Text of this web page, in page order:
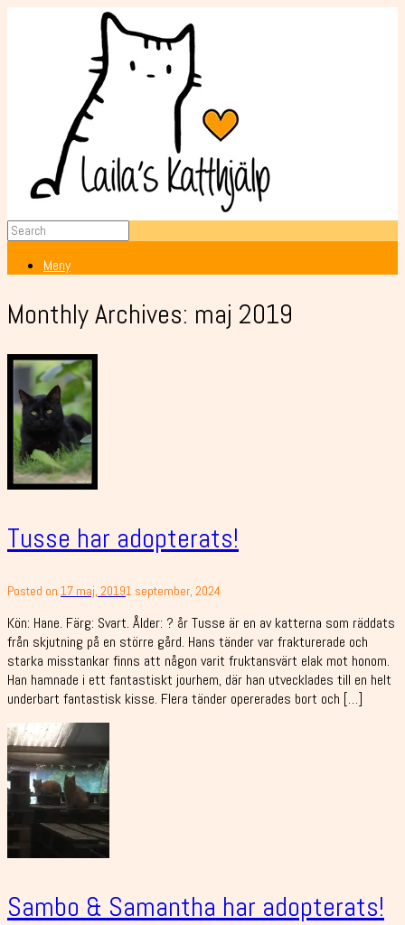
Meny
Monthly Archives: maj 2019
Tusse har adopterats!
Posted on 17 maj, 20191 september, 2024
Kön: Hane. Färg: Svart. Ålder: ? år Tusse är en av katterna som räddats
från skjutning på en större gård. Hans tänder var frakturerade och
starka misstankar finns att någon varit fruktansvärt elak mot honom.
Han hamnade i ett fantastiskt jourhem, där han utvecklades till en helt
underbart fantastisk kisse. Flera tänder opererades bort och […]
Sambo & Samantha har adopterats!